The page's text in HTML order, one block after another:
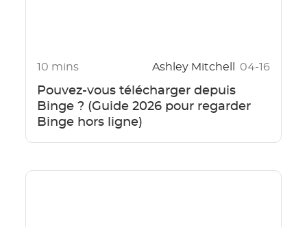
10 mins Ashley Mitchell 04-16
Pouvez-vous télécharger depuis
Binge ? (Guide 2026 pour regarder
Binge hors ligne)